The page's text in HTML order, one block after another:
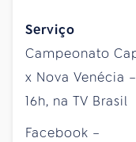
Serviço
Campeonato
x Nova Venécia
16h, na TV Brasil
Facebook –